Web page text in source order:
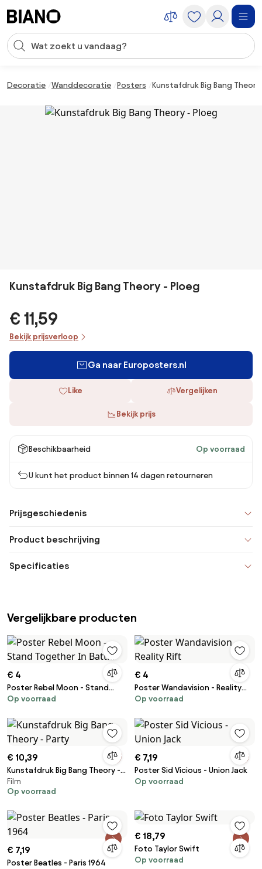
Zoekopdracht invoeren
Decoratie Wanddecoratie Posters Kunstafdruk Big Bang Theory
Kunstafdruk Big Bang Theory - Ploeg
€ 11,59
Bekijk prijsverloop
Ga naar Europosters.nl
Like Vergelijken
Bekijk prijs
Beschikbaarheid Op voorraad
U kunt het product binnen 14 dagen retourneren
Prijsgeschiedenis
Product beschrijving
Specificaties
Vergelijkbare producten
€ 4
Poster Rebel Moon - Stand
Together In Battle
Op voorraad
€ 4
Poster Wandavision - Reality
Rift
Op voorraad
€ 10,39
Kunstafdruk Big Bang Theory -
Party
Film
Op voorraad
€ 7,19
Poster Sid Vicious - Union Jack
Op voorraad
€ 7,19
Poster Beatles - Paris 1964
€ 18,79
Foto Taylor Swift
Op voorraad